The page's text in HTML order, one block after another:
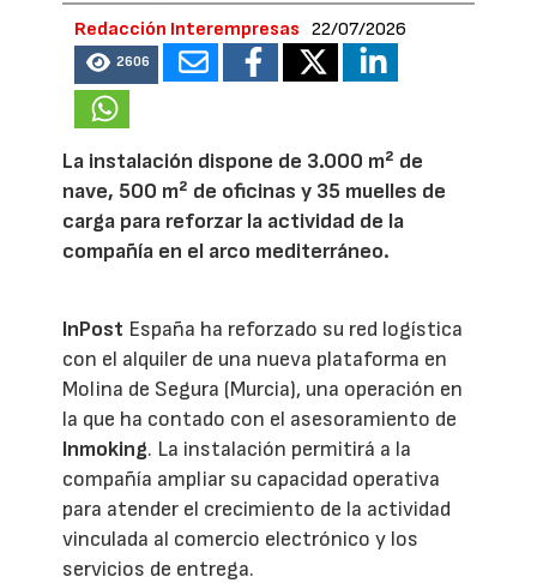
Redacción Interempresas 22/07/2026
2606
La instalación dispone de 3.000 m² de
nave, 500 m² de oficinas y 35 muelles de
carga para reforzar la actividad de la
compañía en el arco mediterráneo.
InPost España ha reforzado su red logística
con el alquiler de una nueva plataforma en
Molina de Segura (Murcia), una operación en
la que ha contado con el asesoramiento de
Inmoking. La instalación permitirá a la
compañía ampliar su capacidad operativa
para atender el crecimiento de la actividad
vinculada al comercio electrónico y los
servicios de entrega.